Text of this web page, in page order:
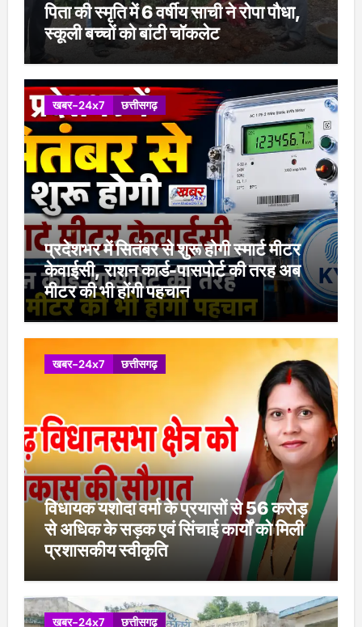
पिता की स्मृति में 6 वर्षीय साची ने रोपा पौधा,
स्कूली बच्चों को बांटी चॉकलेट
खबर-24x7 छत्तीसगढ़
प्रदेशभर में सितंबर से शुरू होगी स्मार्ट मीटर
केवाईसी, राशन कार्ड-पासपोर्ट की तरह अब
मीटर की भी होंगी पहचान
खबर-24x7 छत्तीसगढ़
विधायक यशोदा वर्मा के प्रयासों से 56 करोड़
से अधिक के सड़क एवं सिंचाई कार्यों को मिली
प्रशासकीय स्वीकृति
खबर-24x7 छत्तीसगढ़